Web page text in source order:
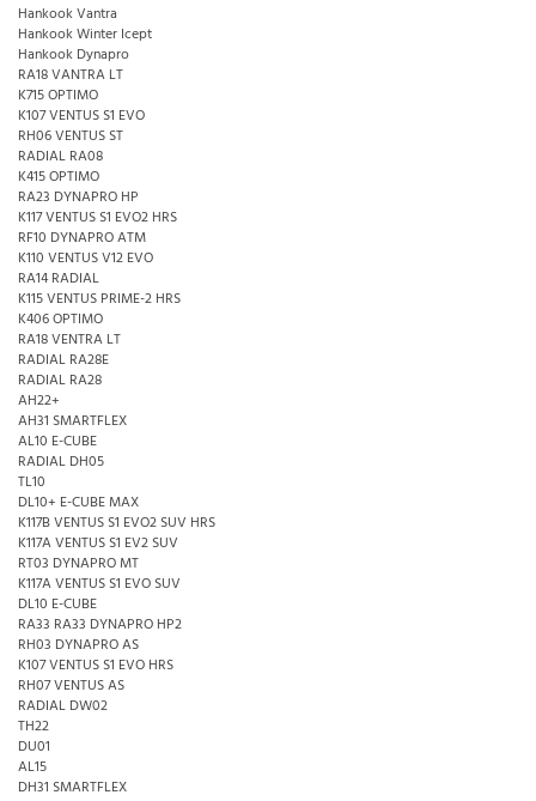
Hankook Vantra
Hankook Winter Icept
Hankook Dynapro
RA18 VANTRA LT
K715 OPTIMO
K107 VENTUS S1 EVO
RH06 VENTUS ST
RADIAL RA08
K415 OPTIMO
RA23 DYNAPRO HP
K117 VENTUS S1 EVO2 HRS
RF10 DYNAPRO ATM
K110 VENTUS V12 EVO
RA14 RADIAL
K115 VENTUS PRIME-2 HRS
K406 OPTIMO
RA18 VENTRA LT
RADIAL RA28E
RADIAL RA28
AH22+
AH31 SMARTFLEX
AL10 E-CUBE
RADIAL DH05
TL10
DL10+ E-CUBE MAX
K117B VENTUS S1 EVO2 SUV HRS
K117A VENTUS S1 EV2 SUV
RT03 DYNAPRO MT
K117A VENTUS S1 EVO SUV
DL10 E-CUBE
RA33 RA33 DYNAPRO HP2
RH03 DYNAPRO AS
K107 VENTUS S1 EVO HRS
RH07 VENTUS AS
RADIAL DW02
TH22
DU01
AL15
DH31 SMARTFLEX